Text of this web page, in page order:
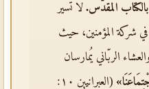
المقدّس. لا تسير
شركة المؤمنين، حيث
الربّاني يُمارسان
(العبرانيين ١٠: